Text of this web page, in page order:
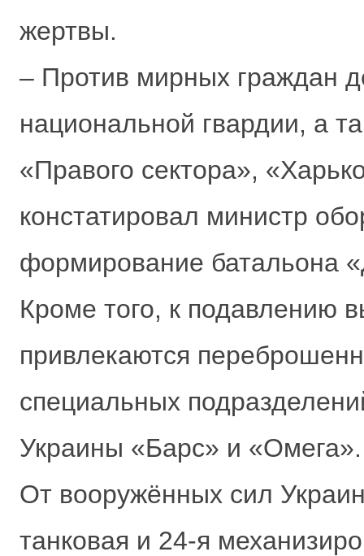
жертвы.
– Против мирных граждан
национальной гвардии, а
«Правого сектора»,
констатировал министр
формирование батальона
Кроме того, к подавлению
привлекаются
специальных
Украины «Барс» и «Омега».
От вооружённых сил
танковая и 24-я